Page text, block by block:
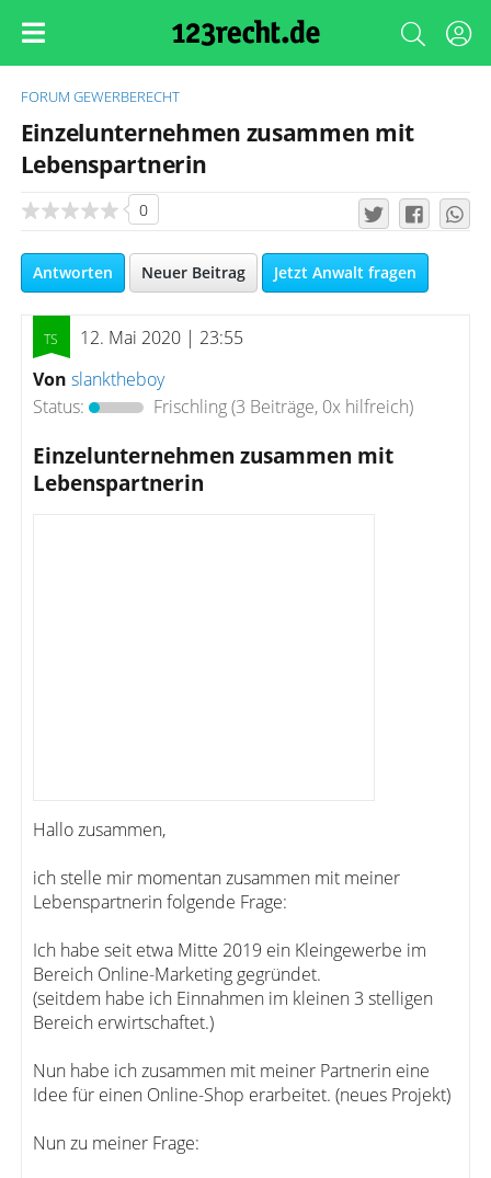
FORUM GEWERBERECHT
Einzelunternehmen zusammen mit
Lebenspartnerin
0
Antworten Neuer Beitrag Jetzt Anwalt fragen
12. Mai 2020 | 23:55
Von slanktheboy
Status:
Frischling(3 Beiträge, 0x hilfreich)
Einzelunternehmen zusammen mit
Lebenspartnerin
Hallo zusammen,
ich stelle mir momentan zusammen mit meiner
Lebenspartnerin folgende Frage:
Ich habe seit etwa Mitte 2019 ein Kleingewerbe im
Bereich Online-Marketing gegründet.
(seitdem habe ich Einnahmen im kleinen 3 stelligen
Bereich erwirtschaftet.)
Nun habe ich zusammen mit meiner Partnerin eine
Idee für einen Online-Shop erarbeitet. (neues Projekt)
Nun zu meiner Frage: